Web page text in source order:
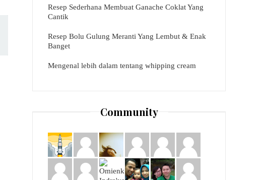
Resep Sederhana Membuat Ganache Coklat Yang
Cantik
Resep Bolu Gulung Meranti Yang Lembut & Enak
Banget
Mengenal lebih dalam tentang whipping cream
Community